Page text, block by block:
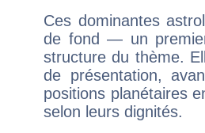
Ces dominantes
de fond — un
structure du thème.
de présentation,
positions planétaires
selon leurs dignités.